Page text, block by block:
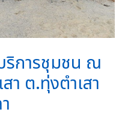
ริการชุมชน ณ
า ต.ทุ่งตำเสา